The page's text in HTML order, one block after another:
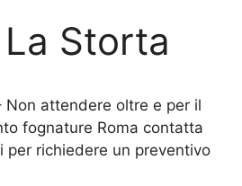
Storta
Non attendere oltre e per il
fognature Roma contatta
per richiedere un preventivo